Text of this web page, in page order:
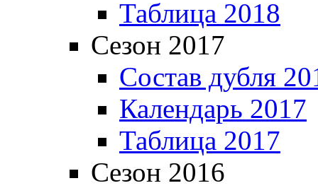
Таблица 2018
Сезон 2017
Состав дубля
Календарь 2017
Таблица 2017
Сезон 2016